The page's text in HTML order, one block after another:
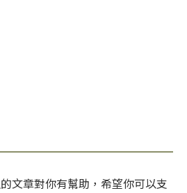
文章對你有幫助，希望你可以支